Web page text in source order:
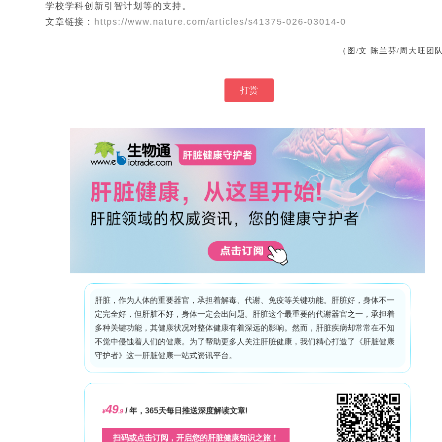
学校学科创新引智计划等的支持。
文章链接：
https://www.nature.com/articles/s41375-026-03014-0
（图/文 陈兰芬/周大旺团
打赏